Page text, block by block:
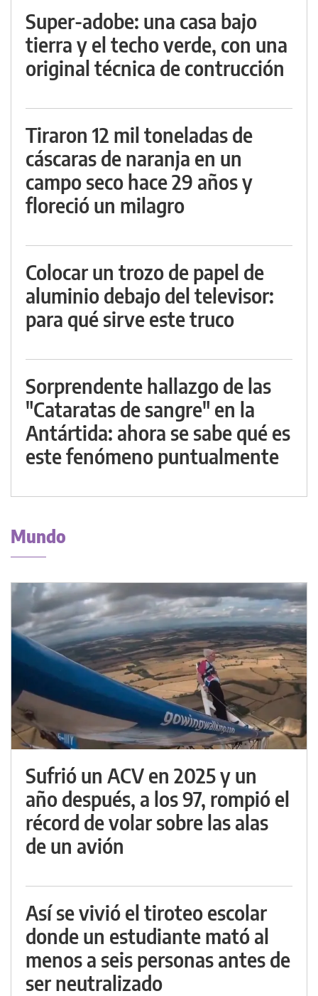
Super-adobe: una casa bajo
tierra y el techo verde, con una
original técnica de contrucción
Tiraron 12 mil toneladas de
cáscaras de naranja en un
campo seco hace 29 años y
floreció un milagro
Colocar un trozo de papel de
aluminio debajo del televisor:
para qué sirve este truco
Sorprendente hallazgo de las
"Cataratas de sangre" en la
Antártida: ahora se sabe qué es
este fenómeno puntualmente
Mundo
Sufrió un ACV en 2025 y un
año después, a los 97, rompió el
récord de volar sobre las alas
de un avión
Así se vivió el tiroteo escolar
donde un estudiante mató al
menos a seis personas antes de
ser neutralizado